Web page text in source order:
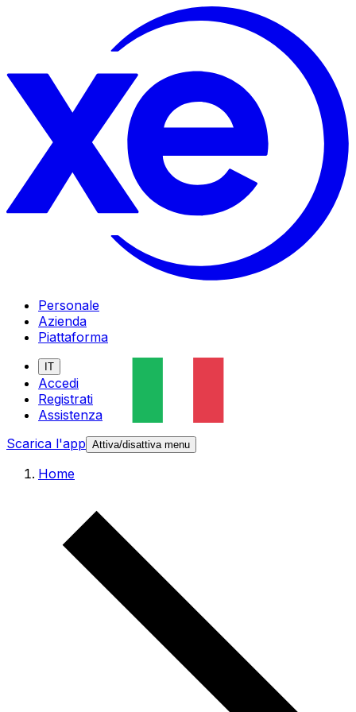
Personale
Azienda
Piattaforma
IT
Accedi
Registrati
Assistenza
Scarica l'app Attiva/disattiva menu
Home